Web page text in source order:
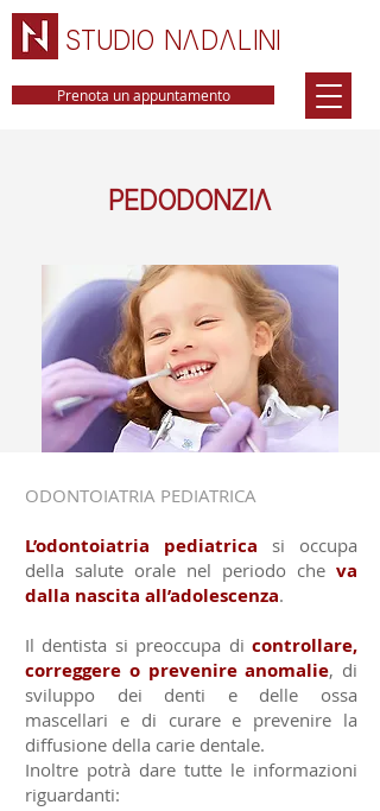
Prenota un appuntamento
STUDIO NADALINI
PEDODONZIA
ODONTOIATRIA PEDIATRICA
L’odontoiatria pediatrica si occupa
della salute orale nel periodo che va
dalla nascita all’adolescenza.
Il dentista si preoccupa di controllare,
correggere o prevenire anomalie, di
sviluppo dei denti e delle ossa
mascellari e di curare e prevenire la
diffusione della carie dentale.
Inoltre potrà dare tutte le informazioni
riguardanti: